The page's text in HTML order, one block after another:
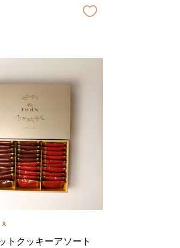
トクッキーアソート